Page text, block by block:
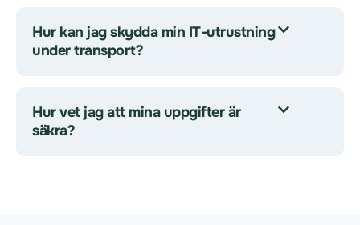
Hur kan jag skydda min IT-utrustning
under transport?
Hur vet jag att mina uppgifter är
säkra?